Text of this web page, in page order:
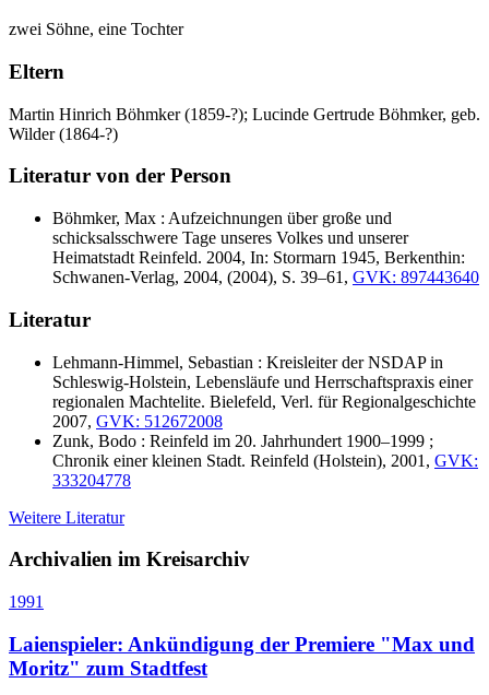
zwei Söhne, eine Tochter
Eltern
Martin Hinrich Böhmker (1859-?); Lucinde Gertrude Böhmker, geb.
Wilder (1864-?)
Literatur von der Person
Böhmker, Max : Aufzeichnungen über große und
schicksalsschwere Tage unseres Volkes und unserer
Heimatstadt Reinfeld. 2004, In: Stormarn 1945, Berkenthin:
Schwanen-Verlag, 2004, (2004), S. 39–61, GVK: 897443640
Literatur
Lehmann-Himmel, Sebastian : Kreisleiter der NSDAP in
Schleswig-Holstein, Lebensläufe und Herrschaftspraxis einer
regionalen Machtelite. Bielefeld, Verl. für Regionalgeschichte
2007, GVK: 512672008
Zunk, Bodo : Reinfeld im 20. Jahrhundert 1900–1999 ;
Chronik einer kleinen Stadt. Reinfeld (Holstein), 2001, GVK:
333204778
Weitere Literatur
Archivalien im Kreisarchiv
1991
Laienspieler: Ankündigung der Premiere "Max und
Moritz" zum Stadtfest